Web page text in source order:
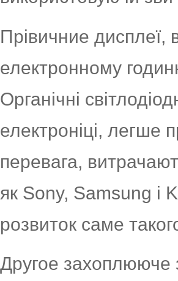
Прівичние дисплеї,
електронному
Органічні
електроніці, легше
перевага,
як Sony, Samsung і
розвиток саме
Другое захоплююче